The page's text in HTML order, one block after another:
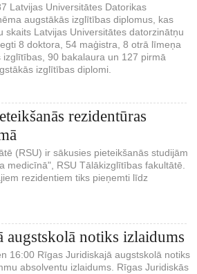
Latvijas Universitātes Datorikas
augstākās izglītības diplomus, kas
skaits Latvijas Universitātes datorzinātņu
8 doktora, 54 maģistra, 8 otrā līmeņa
90 bakalaura un 127 pirmā
izglītības diplomi.
rezidentūras
(RSU) ir sākusies pieteikšanās studijām
medicīnā", RSU Tālākizglītības fakultātē.
rezidentiem tiks pieņemti līdz
augstskolā notiks izlaidums
16:00 Rīgas Juridiskajā augstskolā notiks
absolventu izlaidums. Rīgas Juridiskās